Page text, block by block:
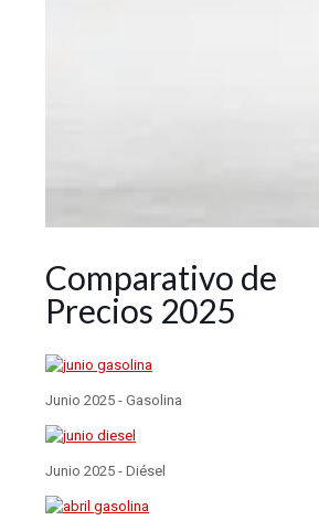
Comparativo de
Precios 2025
Junio 2025 - Gasolina
Junio 2025 - Diésel